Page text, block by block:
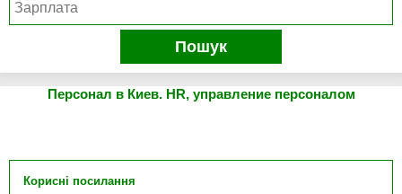
Пошук
Персонал в Киев. HR, управление персоналом
Корисні посилання